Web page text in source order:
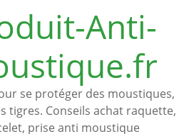
Anti-
se protéger des moustiques,
tigres. Conseils achat raquette,
prise anti moustique